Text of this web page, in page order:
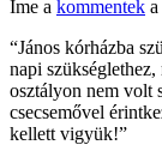
Íme a kommentek
“János kórházba
napi
osztályon nem volt
csecsemővel
kellett vigyük!”